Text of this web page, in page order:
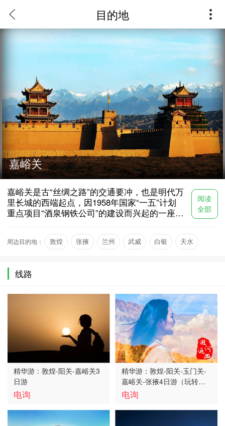
目的地
嘉峪关
嘉峪关是古“丝绸之路”的交通要冲，也是明代万
里长城的西端起点，因1958年国家“一五”计划
重点项目“酒泉钢铁公司”的建设而兴起的一座新
第一雄关”、“边…
阅读
全部
周边目的地： 敦煌 张掖 兰州 武威 白银 天水
线路
精华游：敦煌-阳关-嘉峪关3
日游
电询
精华游：敦煌-阳关-玉门关-
嘉峪关-张掖4日游（玩转河
西）
电询
嘉峪关是古“丝绸之路”的交通要冲，也是明代万里长城的西
端起点，因1958年国家“一五”计划重点项目“酒泉钢铁公
司”的建设而兴起的一座新兴的工业旅游现代化区域中心城
市，素有“天下第一雄关”、“边陲锁钥”之称，又因是西北最
大的钢铁联合企业——酒泉钢铁（集团）公司所在地，故又
被称为“戈壁钢城”。